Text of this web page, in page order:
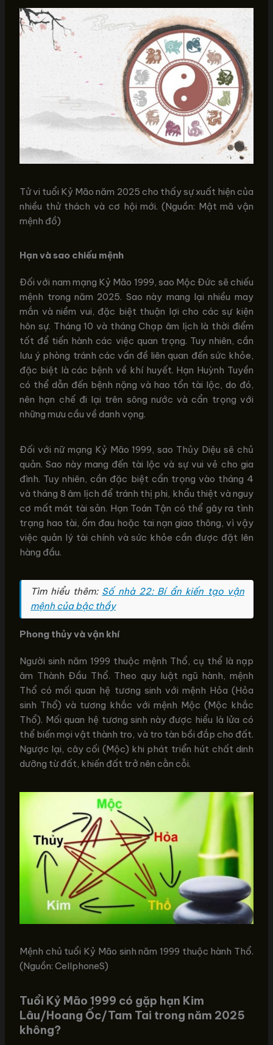
Tử vi tuổi Kỷ Mão năm 2025 cho thấy sự xuất hiện của
nhiều thử thách và cơ hội mới. (Nguồn: Mật mã vận
mệnh đồ)
Hạn và sao chiếu mệnh
Đối với nam mạng Kỷ Mão 1999, sao Mộc Đức sẽ chiếu
mệnh trong năm 2025. Sao này mang lại nhiều may
mắn và niềm vui, đặc biệt thuận lợi cho các sự kiện
hôn sự. Tháng 10 và tháng Chạp âm lịch là thời điểm
tốt để tiến hành các việc quan trọng. Tuy nhiên, cần
lưu ý phòng tránh các vấn đề liên quan đến sức khỏe,
đặc biệt là các bệnh về khí huyết. Hạn Huỳnh Tuyền
có thể dẫn đến bệnh nặng và hao tổn tài lộc, do đó,
nên hạn chế đi lại trên sông nước và cẩn trọng với
những mưu cầu về danh vọng.
Đối với nữ mạng Kỷ Mão 1999, sao Thủy Diệu sẽ chủ
quản. Sao này mang đến tài lộc và sự vui vẻ cho gia
đình. Tuy nhiên, cần đặc biệt cẩn trọng vào tháng 4
và tháng 8 âm lịch để tránh thị phi, khẩu thiệt và nguy
cơ mất mát tài sản. Hạn Toán Tận có thể gây ra tình
trạng hao tài, ốm đau hoặc tai nạn giao thông, vì vậy
việc quản lý tài chính và sức khỏe cần được đặt lên
hàng đầu.
Tìm hiểu thêm: Số nhà 22: Bí ẩn kiến tạo vận
mệnh của bậc thầy
Phong thủy và vận khí
Người sinh năm 1999 thuộc mệnh Thổ, cụ thể là nạp
âm Thành Đầu Thổ. Theo quy luật ngũ hành, mệnh
Thổ có mối quan hệ tương sinh với mệnh Hỏa (Hỏa
sinh Thổ) và tương khắc với mệnh Mộc (Mộc khắc
Thổ). Mối quan hệ tương sinh này được hiểu là lửa có
thể biến mọi vật thành tro, và tro tàn bồi đắp cho đất.
Ngược lại, cây cối (Mộc) khi phát triển hút chất dinh
dưỡng từ đất, khiến đất trở nên cằn cỗi.
Mệnh chủ tuổi Kỷ Mão sinh năm 1999 thuộc hành Thổ.
(Nguồn: CellphoneS)
Tuổi Kỷ Mão 1999 có gặp hạn Kim
Lâu/Hoang Ốc/Tam Tai trong năm 2025
không?